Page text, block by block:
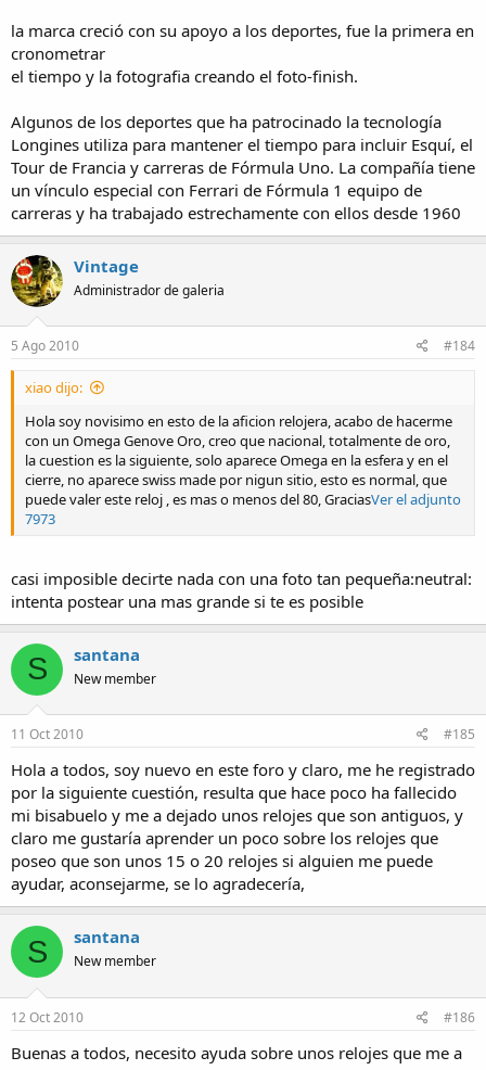
la marca creció con su apoyo a los deportes, fue la primera en
cronometrar
el tiempo y la fotografia creando el foto-finish.
Algunos de los deportes que ha patrocinado la tecnología
Longines utiliza para mantener el tiempo para incluir Esquí, el
Tour de Francia y carreras de Fórmula Uno. La compañía tiene
un vínculo especial con Ferrari de Fórmula 1 equipo de
carreras y ha trabajado estrechamente con ellos desde 1960
Vintage
Administrador de galeria
5 Ago 2010 #184
xiao dijo:
Hola soy novisimo en esto de la aficion relojera, acabo de hacerme
con un Omega Genove Oro, creo que nacional, totalmente de oro,
la cuestion es la siguiente, solo aparece Omega en la esfera y en el
cierre, no aparece swiss made por nigun sitio, esto es normal, que
puede valer este reloj , es mas o menos del 80, GraciasVer el adjunto
7973
casi imposible decirte nada con una foto tan pequeña:neutral:
intenta postear una mas grande si te es posible
S santana
New member
11 Oct 2010 #185
Hola a todos, soy nuevo en este foro y claro, me he registrado
por la siguiente cuestión, resulta que hace poco ha fallecido
mi bisabuelo y me a dejado unos relojes que son antiguos, y
claro me gustaría aprender un poco sobre los relojes que
poseo que son unos 15 o 20 relojes si alguien me puede
ayudar, aconsejarme, se lo agradecería,
S santana
New member
12 Oct 2010 #186
Buenas a todos, necesito ayuda sobre unos relojes que me a